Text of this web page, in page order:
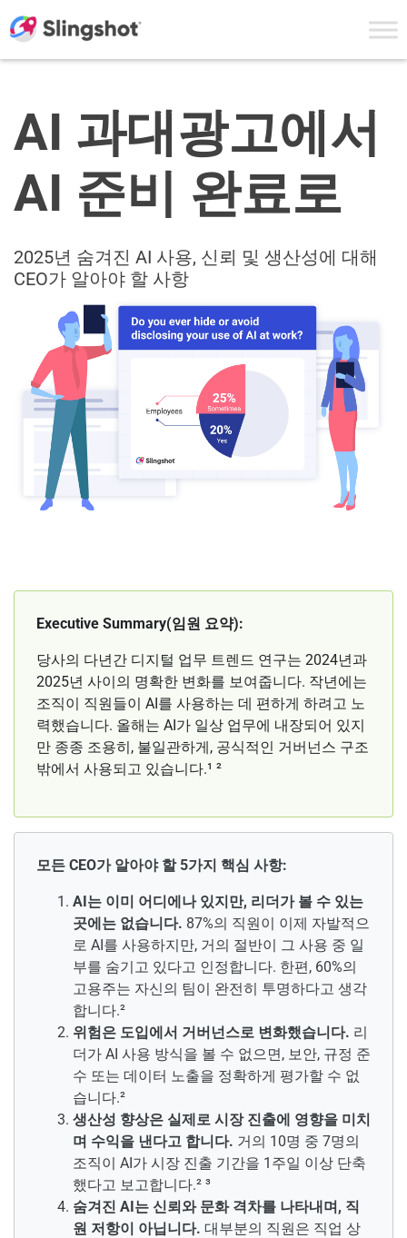
AI 과대광고에서
AI 준비 완료로
2025년 숨겨진 AI 사용, 신뢰 및 생산성에 대해
CEO가 알아야 할 사항
Executive Summary(임원 요약):
당사의 다년간 디지털 업무 트렌드 연구는 2024년과
2025년 사이의 명확한 변화를 보여줍니다. 작년에는
조직이 직원들이 AI를 사용하는 데 편하게 하려고 노
력했습니다. 올해는 AI가 일상 업무에 내장되어 있지
만 종종 조용히, 불일관하게, 공식적인 거버넌스 구조
밖에서 사용되고 있습니다.¹ ²
모든 CEO가 알아야 할 5가지 핵심 사항:
AI는 이미 어디에나 있지만, 리더가 볼 수 있는
곳에는 없습니다. 87%의 직원이 이제 자발적으
로 AI를 사용하지만, 거의 절반이 그 사용 중 일
부를 숨기고 있다고 인정합니다. 한편, 60%의
고용주는 자신의 팀이 완전히 투명하다고 생각
합니다.²
위험은 도입에서 거버넌스로 변화했습니다. 리
더가 AI 사용 방식을 볼 수 없으면, 보안, 규정 준
수 또는 데이터 노출을 정확하게 평가할 수 없
습니다.²
생산성 향상은 실제로 시장 진출에 영향을 미치
며 수익을 낸다고 합니다. 거의 10명 중 7명의
조직이 AI가 시장 진출 기간을 1주일 이상 단축
했다고 보고합니다.² ³
숨겨진 AI는 신뢰와 문화 격차를 나타내며, 직
원 저항이 아닙니다. 대부분의 직원은 직업 상